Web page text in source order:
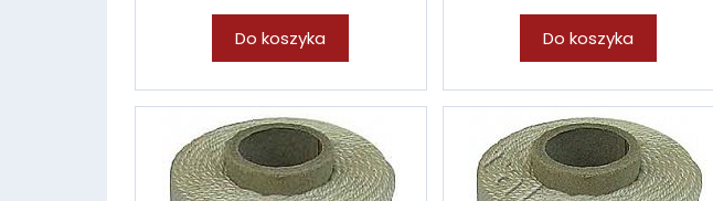
Do koszyka Do koszyka